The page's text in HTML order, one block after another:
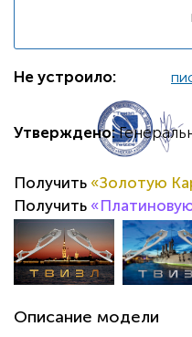
Не устроило:
Утверждено:
Получить «Золотую
Получить
Описание модели